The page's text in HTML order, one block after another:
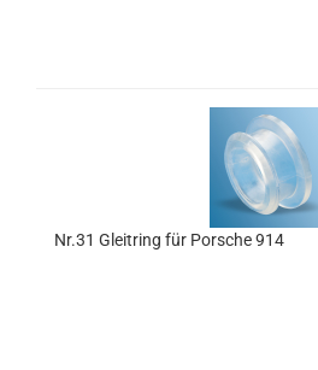
Nr.31 Gleitring für Porsche 914